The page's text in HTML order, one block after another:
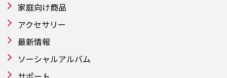
家庭向け商品
アクセサリー
最新情報
ソーシャルアルバム